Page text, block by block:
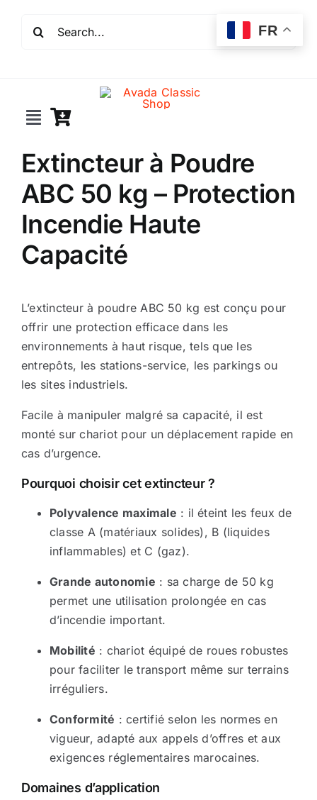
Toggle
Navigation
Incendie
Extincteurs
Robinet incendie
Sécurité incendie
BOUTIQUE
Extincteur à Poudre
ABC 50 kg – Protection
Incendie Haute
Capacité
L’extincteur à poudre ABC 50 kg est conçu pour
offrir une protection efficace dans les
environnements à haut risque, tels que les
entrepôts, les stations-service, les parkings ou
les sites industriels.
Facile à manipuler malgré sa capacité, il est
monté sur chariot pour un déplacement rapide en
cas d’urgence.
Pourquoi choisir cet extincteur ?
Polyvalence maximale : il éteint les feux de
classe A (matériaux solides), B (liquides
inflammables) et C (gaz).
Grande autonomie : sa charge de 50 kg
permet une utilisation prolongée en cas
d’incendie important.
Mobilité : chariot équipé de roues robustes
pour faciliter le transport même sur terrains
irréguliers.
Conformité : certifié selon les normes en
vigueur, adapté aux appels d’offres et aux
exigences réglementaires marocaines.
Domaines d’application
FR